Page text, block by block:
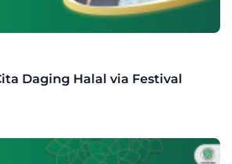
Daging Halal via Festival